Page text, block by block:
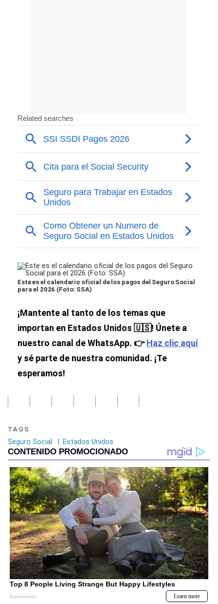
Este es el calendario oficial de los pagos del Seguro Social
para el 2026 (Foto: SSA)
¡Mantente al tanto de los temas que
importan en Estados Unidos 🇺🇸! Únete a
nuestro canal de WhatsApp. 👉Haz clic aquí
y sé parte de nuestra comunidad. ¡Te
esperamos!
TAGS
Seguro Social | Estados Unidos